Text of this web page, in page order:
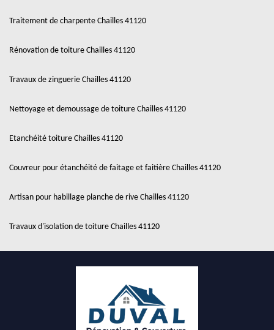
Traitement de charpente Chailles 41120
Rénovation de toiture Chailles 41120
Travaux de zinguerie Chailles 41120
Nettoyage et demoussage de toiture Chailles 41120
Etanchéité toiture Chailles 41120
Couvreur pour étanchéité de faitage et faitière Chailles 41120
Artisan pour habillage planche de rive Chailles 41120
Travaux d'isolation de toiture Chailles 41120